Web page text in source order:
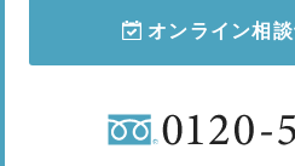
オンライン相